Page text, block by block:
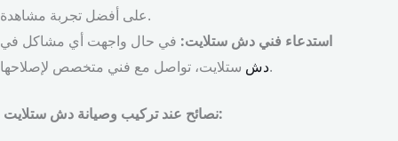
على أفضل تجربة مشاهدة.
استدعاء فني دش ستلايت: في حال واجهت أي مشاكل في
دشستلايت، تواصل مع فني متخصص لإصلاحها.
نصائح عند تركيب وصيانة دش ستلايت: